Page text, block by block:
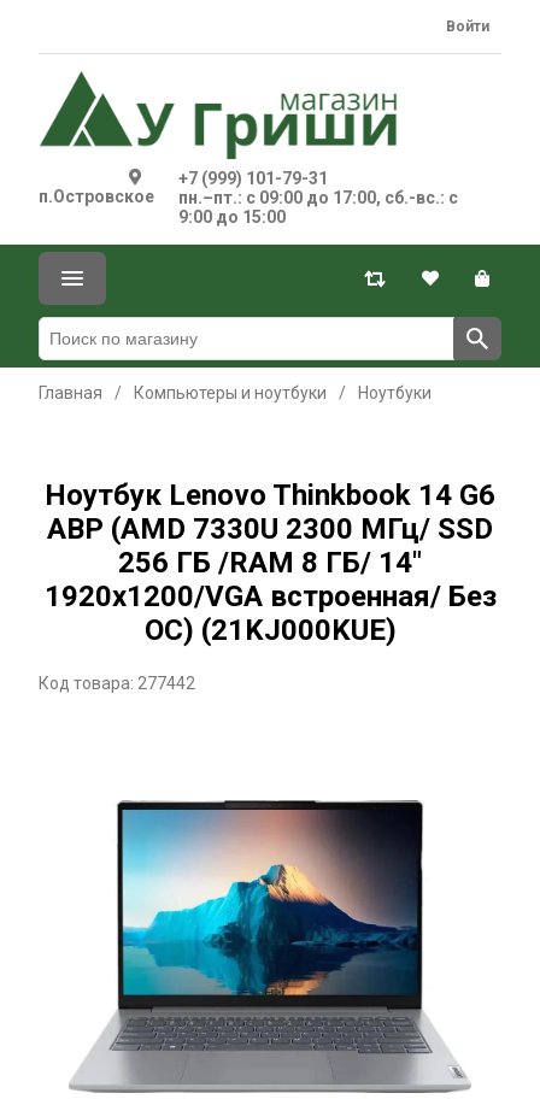
п.Островское
+7 (999) 101-79-31
пн.–пт.: с 09:00 до 17:00, сб.-вс.: с
9:00 до 15:00
Войти
Главная / Компьютеры и ноутбуки / Ноутбуки
Ноутбук Lenovo Thinkbook 14 G6
ABP (AMD 7330U 2300 МГц/ SSD
256 ГБ /RAM 8 ГБ/ 14"
1920x1200/VGA встроенная/ Без
ОС) (21KJ000KUE)
Код товара: 277442